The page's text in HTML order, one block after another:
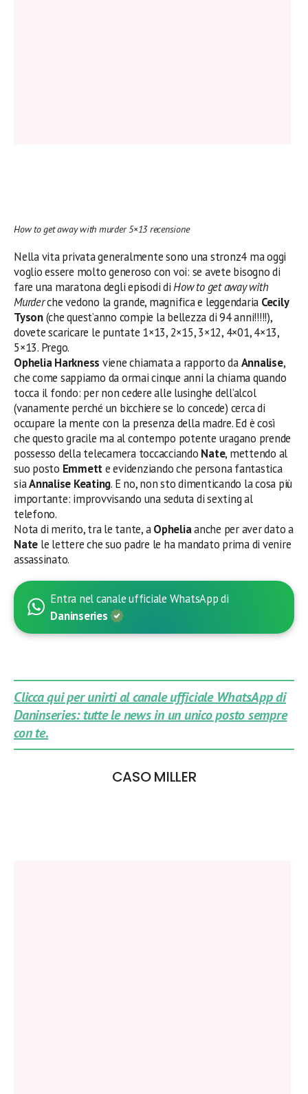
How to get away with murder 5×13 recensione
Nella vita privata generalmente sono una stronz4 ma oggi
voglio essere molto generoso con voi: se avete bisogno di
fare una maratona degli episodi diHow to get away with
Murderche vedono la grande, magnifica e leggendaria Cecily
Tyson(che quest’anno compie la bellezza di 94 anni!!!!!),
dovete scaricare le puntate 1×13, 2×15, 3×12, 4×01, 4×13,
5×13. Prego.
Ophelia Harkness viene chiamata a rapporto daAnnalise,
che come sappiamo da ormai cinque anni la chiama quando
tocca il fondo: per non cedere alle lusinghe dell’alcol
(vanamente perché un bicchiere se lo concede) cerca di
occupare la mente con la presenza della madre. Ed è così
che questo gracile ma al contempo potente uragano prende
possesso della telecamera toccacciando Nate, mettendo al
suo posto Emmette evidenziando che persona fantastica
siaAnnalise Keating. E no, non sto dimenticando la cosa più
importante: improvvisando una seduta di sexting al
telefono.
Nota di merito, tra le tante, aOpheliaanche per aver dato a
Nate le lettere che suo padre le ha mandato prima di venire
assassinato.
Entra nel canale ufficiale WhatsApp di
Daninseries
Clicca qui per unirti al canale ufficiale WhatsApp di
Daninseries: tutte le news in un unico posto sempre
con te.
CASO MILLER